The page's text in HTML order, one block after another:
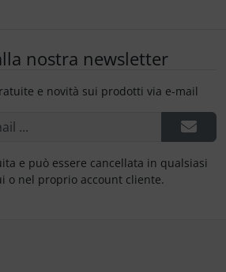
nostra newsletter
e novità sui prodotti via e-mail
e può essere cancellata in qualsiasi
o nel proprio account cliente.